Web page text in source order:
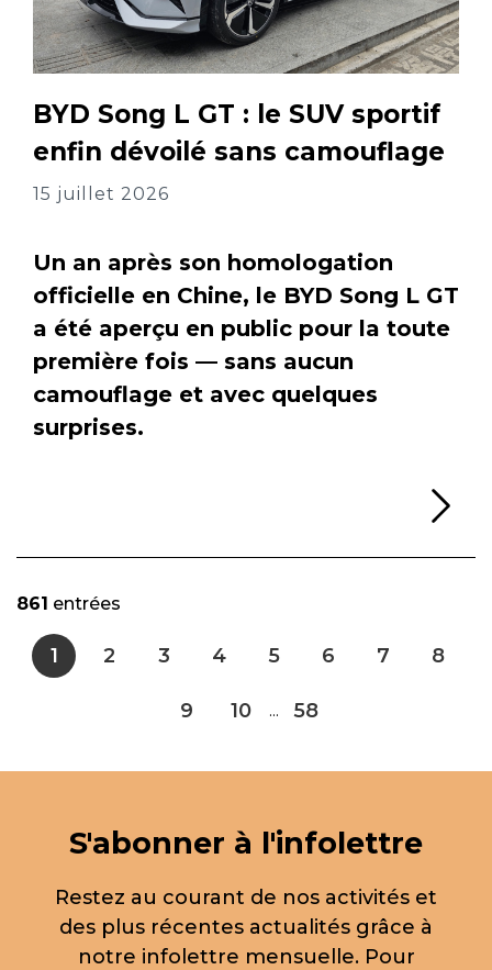
BYD Song L GT : le SUV sportif
enfin dévoilé sans camouflage
15 juillet 2026
Un an après son homologation
officielle en Chine, le BYD Song L GT
a été aperçu en public pour la toute
première fois — sans aucun
camouflage et avec quelques
surprises.
861 entrées
1 2 3 4 5 6 7 8
9 10 ... 58
S'abonner à l'infolettre
Restez au courant de nos activités et
des plus récentes actualités grâce à
notre infolettre mensuelle. Pour